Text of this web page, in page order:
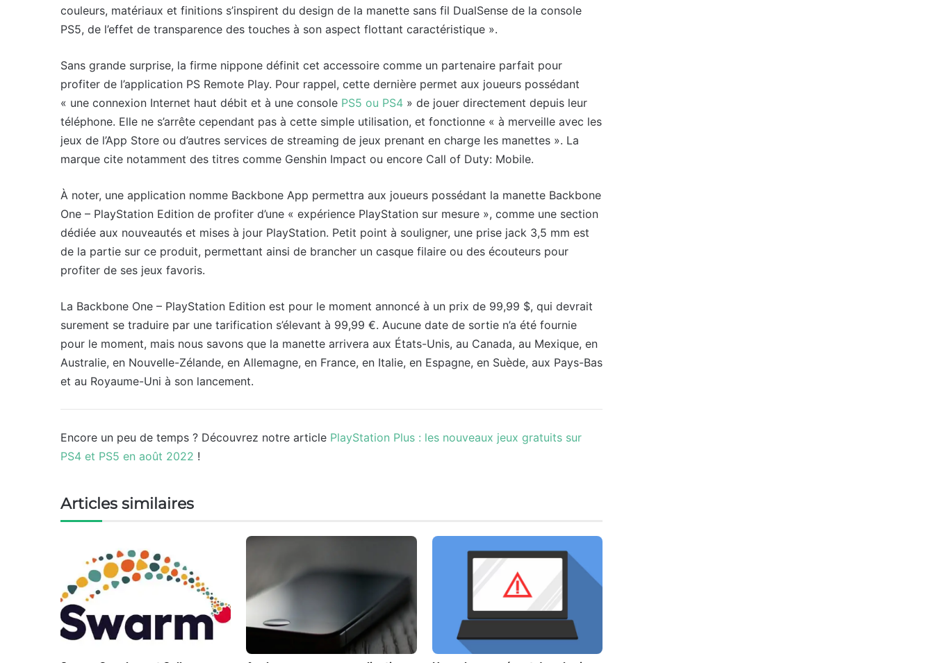
couleurs, matériaux et finitions s’inspirent du design de la manette sans fil DualSense de la console
PS5, de l’effet de transparence des touches à son aspect flottant caractéristique ».
Sans grande surprise, la firme nippone définit cet accessoire comme un partenaire parfait pour
profiter de l’application PS Remote Play. Pour rappel, cette dernière permet aux joueurs possédant
« une connexion Internet haut débit et à une console PS5 ou PS4 » de jouer directement depuis leur
téléphone. Elle ne s’arrête cependant pas à cette simple utilisation, et fonctionne « à merveille avec les
jeux de l’App Store ou d’autres services de streaming de jeux prenant en charge les manettes ». La
marque cite notamment des titres comme Genshin Impact ou encore Call of Duty: Mobile.
À noter, une application nomme Backbone App permettra aux joueurs possédant la manette Backbone
One – PlayStation Edition de profiter d’une « expérience PlayStation sur mesure », comme une section
dédiée aux nouveautés et mises à jour PlayStation. Petit point à souligner, une prise jack 3,5 mm est
de la partie sur ce produit, permettant ainsi de brancher un casque filaire ou des écouteurs pour
profiter de ses jeux favoris.
La Backbone One – PlayStation Edition est pour le moment annoncé à un prix de 99,99 $, qui devrait
surement se traduire par une tarification s’élevant à 99,99 €. Aucune date de sortie n’a été fournie
pour le moment, mais nous savons que la manette arrivera aux États-Unis, au Canada, au Mexique, en
Australie, en Nouvelle-Zélande, en Allemagne, en France, en Italie, en Espagne, en Suède, aux Pays-Bas
et au Royaume-Uni à son lancement.
Encore un peu de temps ? Découvrez notre article PlayStation Plus : les nouveaux jeux gratuits sur
PS4 et PS5 en août 2022 !
Articles similaires